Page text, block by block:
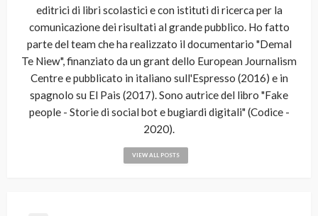
editrici di libri scolastici e con istituti di ricerca per la
comunicazione dei risultati al grande pubblico. Ho fatto
parte del team che ha realizzato il documentario "Demal
Te Niew", finanziato da un grant dello European Journalism
Centre e pubblicato in italiano sull'Espresso (2016) e in
spagnolo su El Pais (2017). Sono autrice del libro "Fake
people - Storie di social bot e bugiardi digitali" (Codice -
2020).
VIEW ALL POSTS